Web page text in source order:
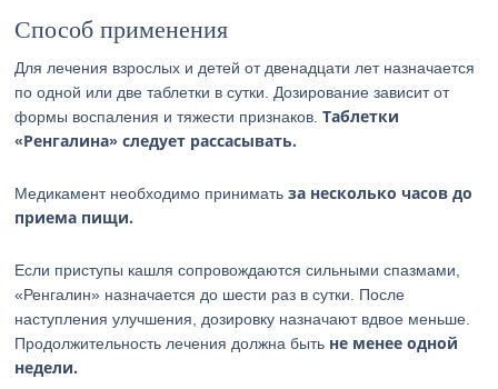
Способ применения
Для лечения взрослых и детей от двенадцати лет назначается
по одной или две таблетки в сутки. Дозирование зависит от
формы воспаления и тяжести признаков.Таблетки
«Ренгалина» следует рассасывать.
Медикамент необходимо приниматьза несколько часов до
приема пищи.
Если приступы кашля сопровождаются сильными спазмами,
«Ренгалин» назначается до шести раз в сутки. После
наступления улучшения, дозировку назначают вдвое меньше.
Продолжительность лечения должна быть не менее одной
недели.